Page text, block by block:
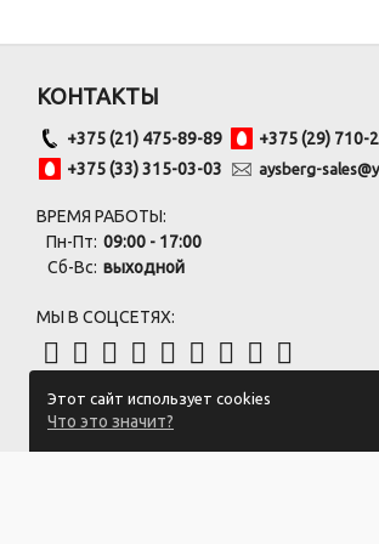
Этот сайт использует cookies
Что это значит?
КОНТАКТЫ
+375 (21) 475-89-89
+375 (29) 710-
+375 (33) 315-03-03
aysberg-
ВРЕМЯ РАБОТЫ:
Пн-Пт: 09:00 - 17:00
Сб-Вс: выходной
МЫ В СОЦСЕТЯХ:
ПОДПИСАТЬСЯ НА РАССЫЛКУ